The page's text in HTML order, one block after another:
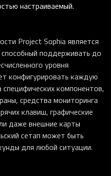
настраиваемый.
Project Sophia является
поддерживать до
уровня
конфигурировать каждую
компонентов,
средства мониторинга
клавиш, графические
даже внешние карты
сетап может быть
для любой ситуации.